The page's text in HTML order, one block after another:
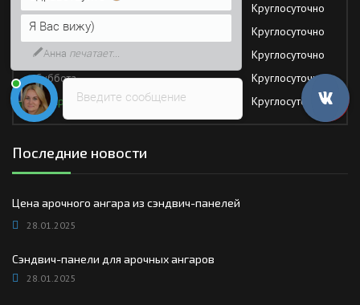
Среда
Круглосуточно
Четверг
Круглосуточно
Пятница
Круглосуточно
Суббота
Круглосуточно
Воскресение
Круглосуточно
Последние новости
Цена арочного ангара из сэндвич-панелей
28.01.2025
Сэндвич-панели для арочных ангаров
28.01.2025
Введите сообщение
Напишите сюда свой вопрос.
Возможно, его решение будет
быстрее